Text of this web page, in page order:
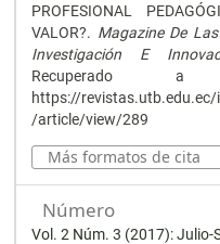
PROFESIONAL
VALOR?. Magazine De
Investigación E
Recuperado
https://
/article/view/289
Más formatos de cita
Número
Vol. 2 Núm. 3 (2017): Julio-